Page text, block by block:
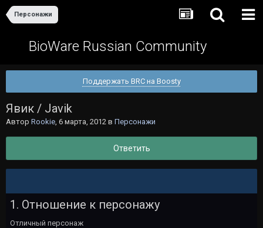
Персонажи
BioWare Russian Community
Поддержать BRC на Boosty
Явик / Javik
Автор Rookie, 6 марта, 2012 в Персонажи
Ответить
1. Отношение к персонажу
Отличный персонаж